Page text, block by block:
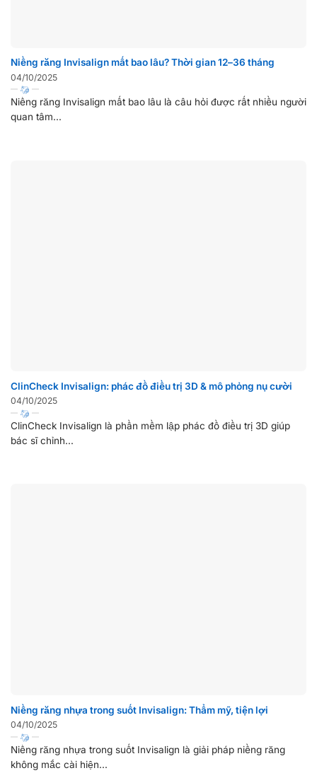
Niềng răng Invisalign mất bao lâu? Thời gian 12–36 tháng
04/10/2025
Niềng răng Invisalign mất bao lâu là câu hỏi được rất nhiều người
quan tâm...
ClinCheck Invisalign: phác đồ điều trị 3D & mô phỏng nụ cười
04/10/2025
ClinCheck Invisalign là phần mềm lập phác đồ điều trị 3D giúp
bác sĩ chỉnh...
Niềng răng nhựa trong suốt Invisalign: Thẩm mỹ, tiện lợi
04/10/2025
Niềng răng nhựa trong suốt Invisalign là giải pháp niềng răng
không mắc cài hiện...